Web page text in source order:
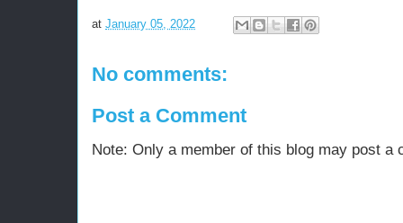
at January 05, 2022
No comments:
Post a Comment
Note: Only a member of this blog may post a